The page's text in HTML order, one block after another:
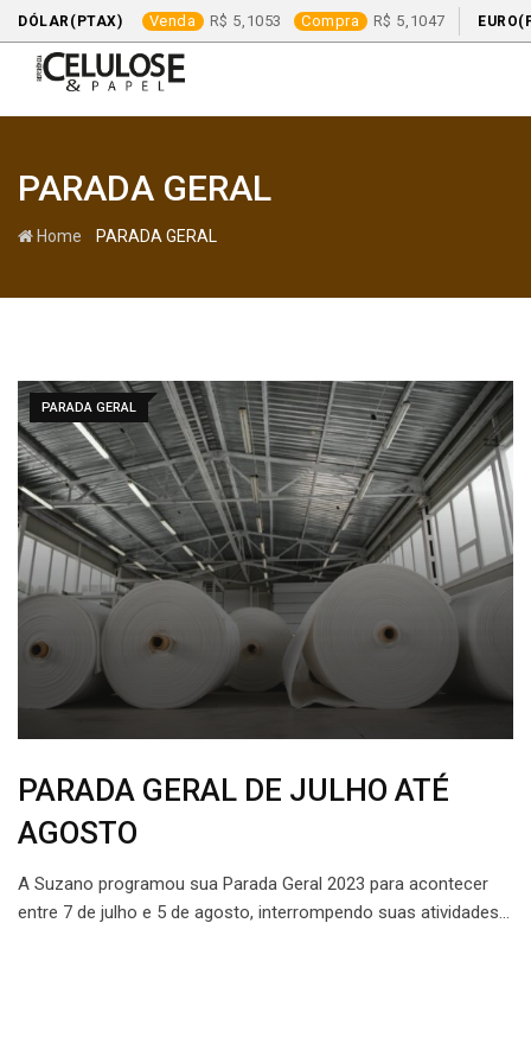
DÓLAR(PTAX) Venda 5,1053 Compra 5,1047
content
PARADA GERAL
Home - PARADA GERAL
PARADA GERAL
PARADA GERAL DE JULHO ATÉ
AGOSTO
A Suzano programou sua Parada Geral 2023 para acontecer
entre 7 de julho e 5 de agosto, interrompendo suas atividades…